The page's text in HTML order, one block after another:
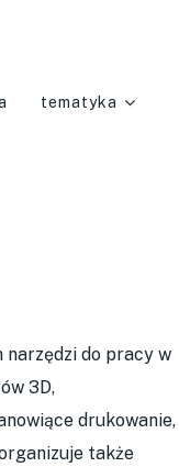
tematyka
do pracy w
3D,
drukowanie,
także